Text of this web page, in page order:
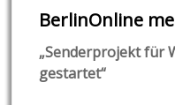
BerlinOnline
„Senderprojekt für
gestartet“